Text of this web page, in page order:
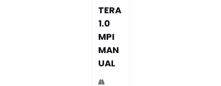
TERA
1.0
MPI
MAN
UAL